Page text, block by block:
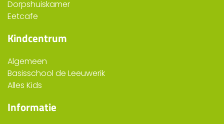
Dorpshuiskamer
Eetcafe
Kindcentrum
Algemeen
Basisschool de Leeuwerik
Alles Kids
Informatie